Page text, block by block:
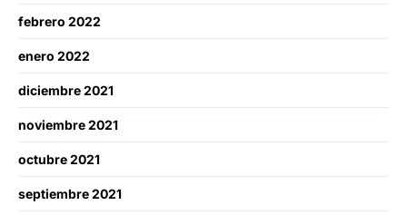
febrero 2022
enero 2022
diciembre 2021
noviembre 2021
octubre 2021
septiembre 2021